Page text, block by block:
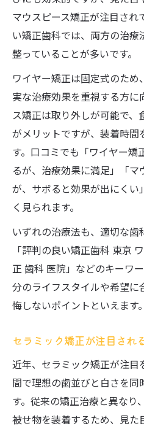
マウスピース矯正が注目され
い矯正歯科では、両方の治
整っていることが多いです。
ワイヤー矯正は固定式のた
実な治療効果を重視する方に
ス矯正は取り外しが可能で
がメリットですが、装着時間
す。口コミでも「ワイヤー矯
るが、治療効果に満足」「マ
が、サボると効果が出にくい
く見られます。
いずれの治療法も、適切な歯
「評判の良い矯正歯科 東京
正 歯科 医院」などのキーワ
分のライフスタイルや希望
悔しないポイントといえます。
セラミック矯正が注目され
近年、セラミック矯正が注
間で理想の歯並びと白さを
す。従来の矯正治療と異なり
被せ物を装着するため、見